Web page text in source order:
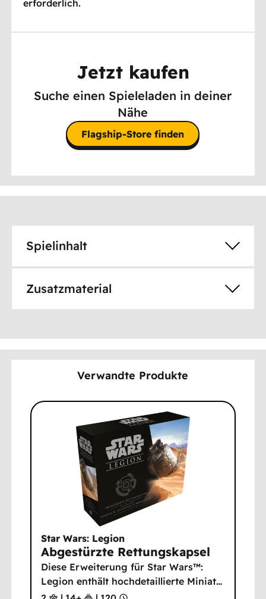
erforderlich.
Jetzt kaufen
Suche einen Spieleladen in deiner
Nähe
Flagship-Store finden
Spielinhalt
Zusatzmaterial
Verwandte Produkte
Star Wars: Legion
Abgestürzte Rettungskapsel
Diese Erweiterung für Star Wars™:
Legion enthält hochdetaillierte Miniat…